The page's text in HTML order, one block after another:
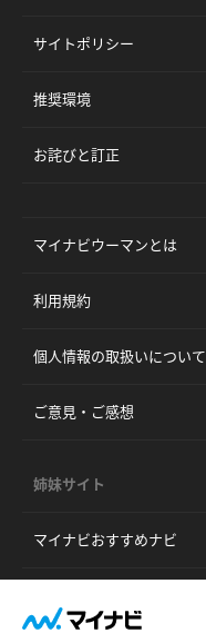
サイトポリシー
推奨環境
お詫びと訂正
マイナビウーマンとは
利用規約
個人情報の取扱いについて
ご意見・ご感想
姉妹サイト
マイナビおすすめナビ